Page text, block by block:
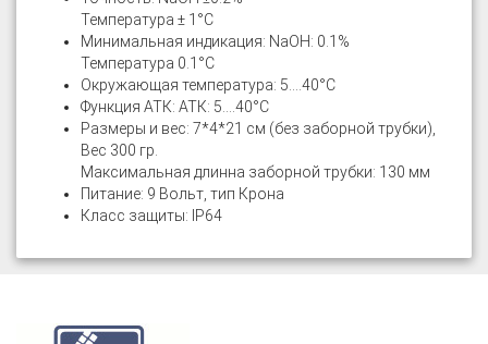
Температура ± 1°C
Минимальная индикация: NaOH: 0.1%
Температура 0.1°C
Окружающая температура: 5....40°C
Функция АТК: АТК: 5....40°C
Размеры и вес: 7*4*21 см (без заборной трубки),
Вес 300 гр.
Максимальная длинна заборной трубки: 130 мм
Питание: 9 Вольт, тип Крона
Класс защиты: IP64